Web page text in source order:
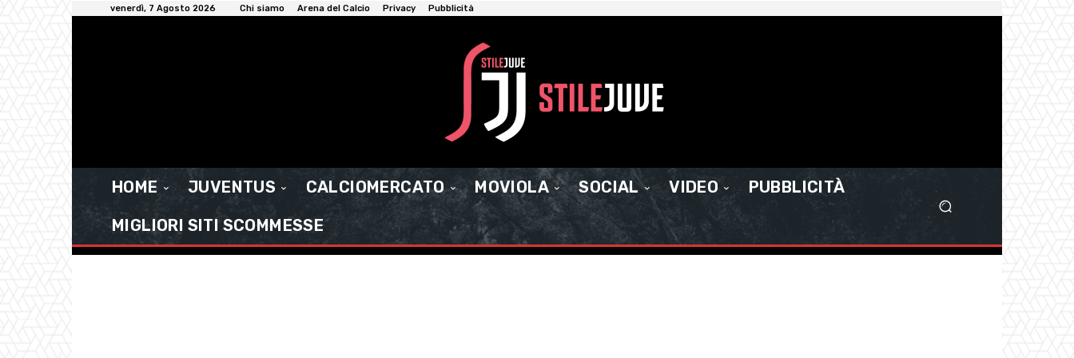
venerdì, 7 Agosto 2026 Chi siamo Arena del Calcio Privacy Pubblicità
HOME JUVENTUS CALCIOMERCATO MOVIOLA SOCIAL VIDEO
PUBBLICITÀ
MIGLIORI SITI SCOMMESSE